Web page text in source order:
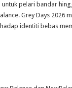
pelari bandar
Grey Days 2026
identiti bebas